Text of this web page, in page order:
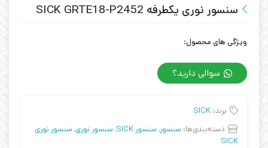
سنسور نوری یکطرفه SICK GRTE18-P2452
ویژگی های محصول:
سوالی دارید؟
برند: SICK
دسته‌بندی‌ها: سنسور, سنسور SICK , سنسور نوری, سنسور نوری
SICK